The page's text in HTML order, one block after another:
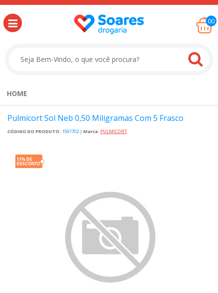
00
HOME
Pulmicort Sol Neb 0,50 Miligramas Com 5 Frasco
CÓDIGO DO PRODUTO: 1591702 | Marca: PULMICORT